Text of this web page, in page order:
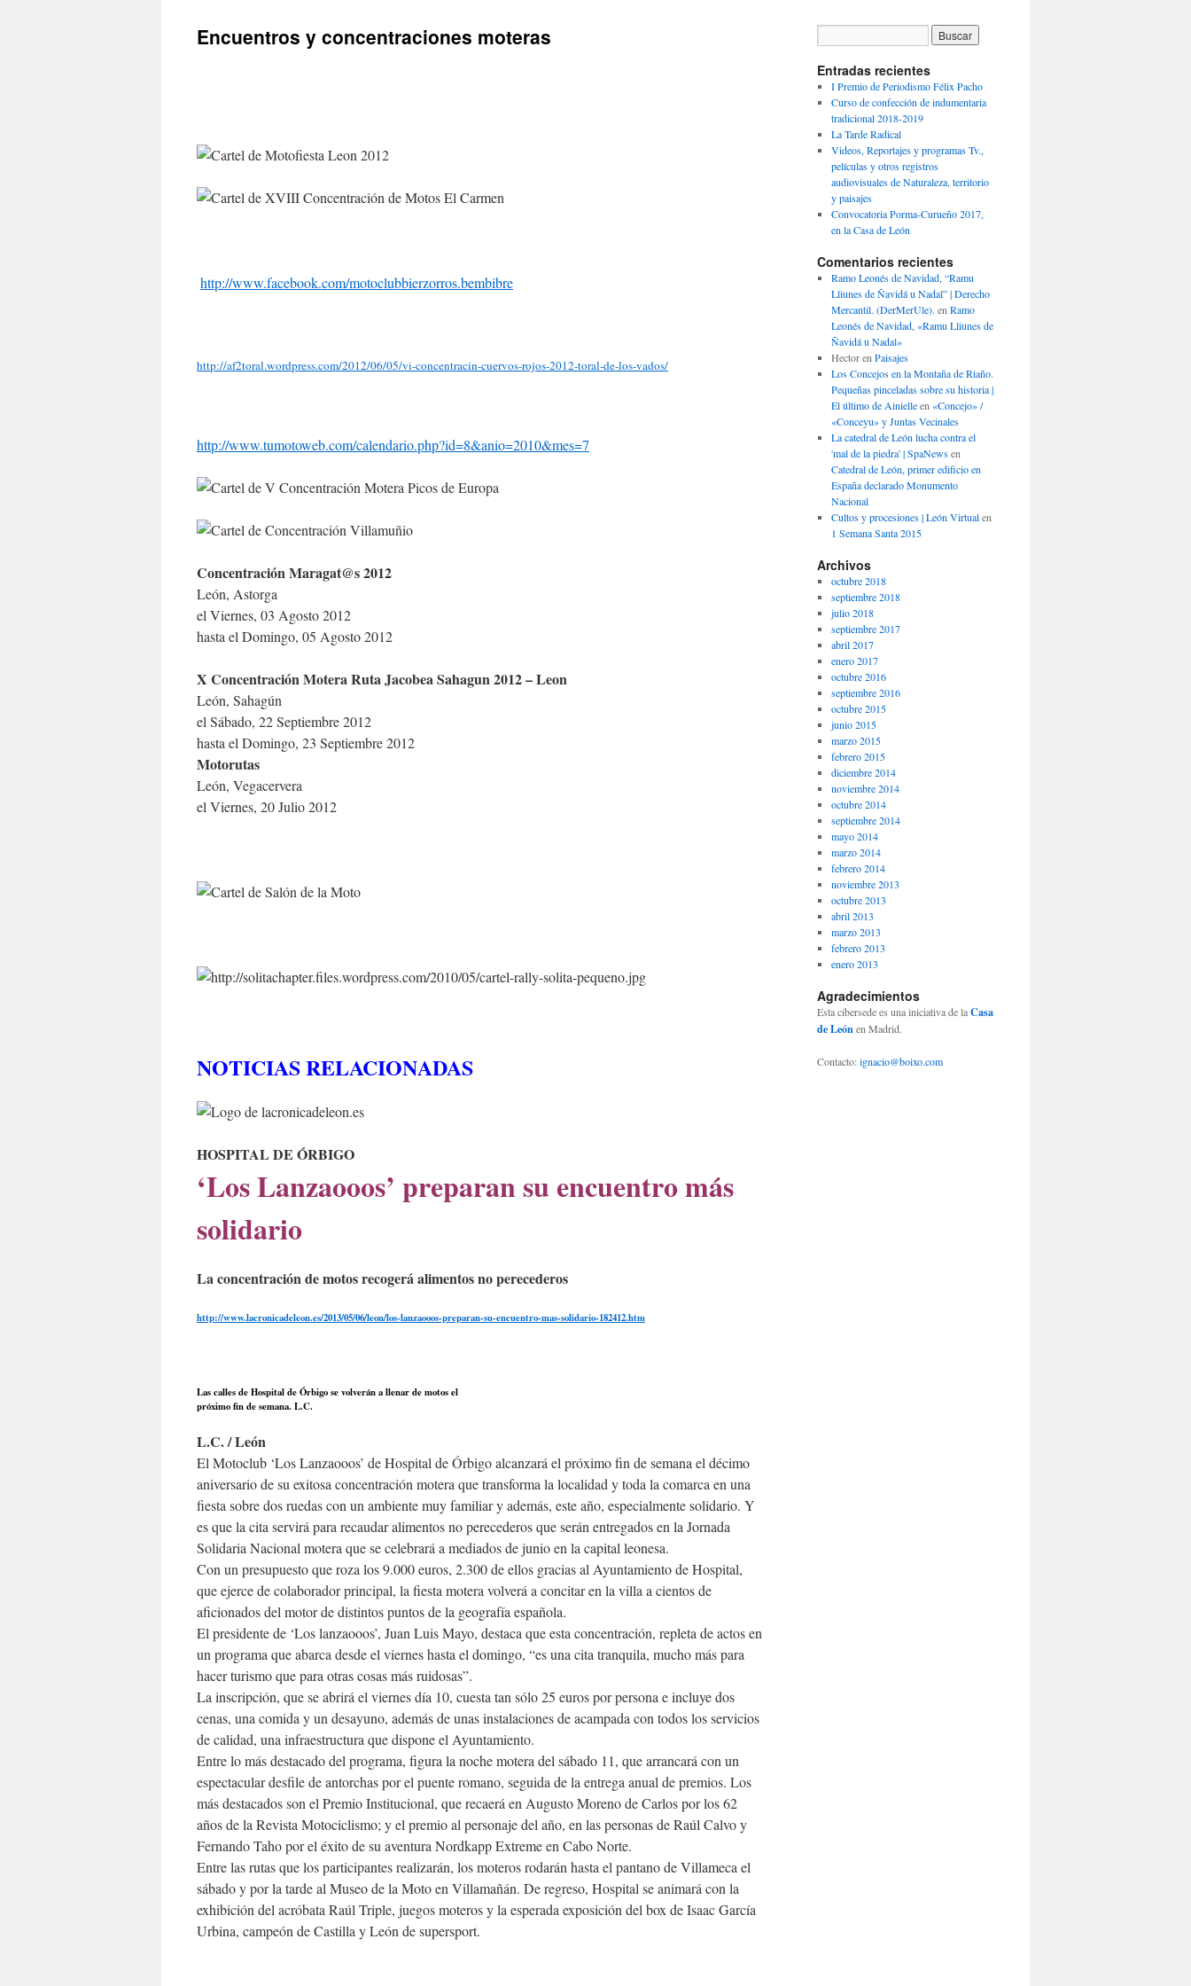
Encuentros y concentraciones moteras
http://www.facebook.com/motoclubbierzorros.bembibre
http://af2toral.wordpress.com/2012/06/05/vi-concentracin-cuervos-rojos-2012-toral-de-los-vados/
http://www.tumotoweb.com/calendario.php?id=8&anio=2010&mes=7
Concentración Maragat@s 2012
León, Astorga
el Viernes, 03 Agosto 2012
hasta el Domingo, 05 Agosto 2012
X Concentración Motera Ruta Jacobea Sahagun 2012 – Leon
León, Sahagún
el Sábado, 22 Septiembre 2012
hasta el Domingo, 23 Septiembre 2012
Motorutas
León, Vegacervera
el Viernes, 20 Julio 2012
NOTICIAS RELACIONADAS
HOSPITAL DE ÓRBIGO
‘Los Lanzaooos’ preparan su encuentro más
solidario
La concentración de motos recogerá alimentos no perecederos
http://www.lacronicadeleon.es/2013/05/06/leon/los-lanzaooos-preparan-su-encuentro-mas-solidario-182412.htm
Las calles de Hospital de Órbigo se volverán a llenar de motos el
próximo fin de semana. L.C.
L.C. / León
El Motoclub ‘Los Lanzaooos’ de Hospital de Órbigo alcanzará el próximo fin de semana el décimo
aniversario de su exitosa concentración motera que transforma la localidad y toda la comarca en una
fiesta sobre dos ruedas con un ambiente muy familiar y además, este año, especialmente solidario. Y
es que la cita servirá para recaudar alimentos no perecederos que serán entregados en la Jornada
Solidaria Nacional motera que se celebrará a mediados de junio en la capital leonesa.
Con un presupuesto que roza los 9.000 euros, 2.300 de ellos gracias al Ayuntamiento de Hospital,
que ejerce de colaborador principal, la fiesta motera volverá a concitar en la villa a cientos de
aficionados del motor de distintos puntos de la geografía española.
El presidente de ‘Los lanzaooos’, Juan Luis Mayo, destaca que esta concentración, repleta de actos en
un programa que abarca desde el viernes hasta el domingo, “es una cita tranquila, mucho más para
hacer turismo que para otras cosas más ruidosas”.
La inscripción, que se abrirá el viernes día 10, cuesta tan sólo 25 euros por persona e incluye dos
cenas, una comida y un desayuno, además de unas instalaciones de acampada con todos los servicios
de calidad, una infraestructura que dispone el Ayuntamiento.
Entre lo más destacado del programa, figura la noche motera del sábado 11, que arrancará con un
espectacular desfile de antorchas por el puente romano, seguida de la entrega anual de premios. Los
más destacados son el Premio Institucional, que recaerá en Augusto Moreno de Carlos por los 62
años de la Revista Motociclismo; y el premio al personaje del año, en las personas de Raúl Calvo y
Fernando Taho por el éxito de su aventura Nordkapp Extreme en Cabo Norte.
Entre las rutas que los participantes realizarán, los moteros rodarán hasta el pantano de Villameca el
sábado y por la tarde al Museo de la Moto en Villamañán. De regreso, Hospital se animará con la
exhibición del acróbata Raúl Triple, juegos moteros y la esperada exposición del box de Isaac García
Urbina, campeón de Castilla y León de supersport.
Entradas recientes
I Premio de Periodismo Félix Pacho
Curso de confección de indumentaria
tradicional 2018-2019
La Tarde Radical
Videos, Reportajes y programas Tv.,
películas y otros registros
audiovisuales de Naturaleza, territorio
y paisajes
Convocatoria Porma-Curueño 2017,
en la Casa de León
Comentarios recientes
Ramo Leonés de Navidad, “Ramu
Lliunes de Ñavidá u Nadal” | Derecho
Mercantil. (DerMerUle). en Ramo
Leonés de Navidad, «Ramu Lliunes de
Ñavidá u Nadal»
Hectoren Paisajes
Los Concejos en la Montaña de Riaño.
Pequeñas pinceladas sobre su historia |
El último de Ainielleen «Concejo» /
«Conceyu» y Juntas Vecinales
La catedral de León lucha contra el
'mal de la piedra' | SpaNewsen
Catedral de León, primer edificio en
España declarado Monumento
Nacional
Cultos y procesiones | León Virtualen
1 Semana Santa 2015
Archivos
octubre 2018
septiembre 2018
julio 2018
septiembre 2017
abril 2017
enero 2017
octubre 2016
septiembre 2016
octubre 2015
junio 2015
marzo 2015
febrero 2015
diciembre 2014
noviembre 2014
octubre 2014
septiembre 2014
mayo 2014
marzo 2014
febrero 2014
noviembre 2013
octubre 2013
abril 2013
marzo 2013
febrero 2013
enero 2013
Agradecimientos
Esta cibersede es una iniciativa de laCasa
de Leónen Madrid.
Contacto:ignacio@boixo.com